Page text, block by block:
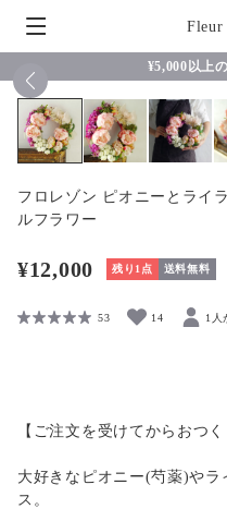
Fleur
¥5,000以上
フロレゾン ピオニーとライ
ルフラワー
¥12,000 残り1点 送料無料
53 14 1人
【ご注文を受けてからおつく
大好きなピオニー(芍薬)や
ス。